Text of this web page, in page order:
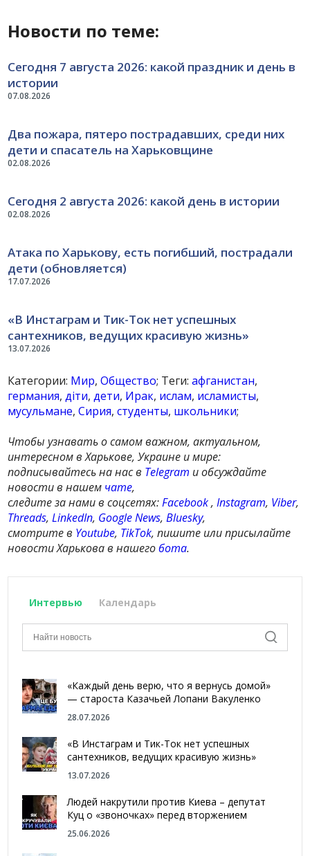
Новости по теме:
07.08.2026
Сегодня 7 августа 2026: какой праздник и день в
истории
02.08.2026
Два пожара, пятеро пострадавших, среди них
дети и спасатель на Харьковщине
02.08.2026
Сегодня 2 августа 2026: какой день в истории
17.07.2026
Атака по Харькову, есть погибший, пострадали
дети (обновляется)
13.07.2026
«В Инстаграм и Тик-Ток нет успешных
сантехников, ведущих красивую жизнь»
Категории: Мир,Общество; Теги:афганистан,
германия,діти,дети, Ирак, ислам, исламисты,
мусульмане,Сирия,студенты, школьники;
Чтобы узнавать о самом важном, актуальном,
интересном в Харькове, Украине и мире:
подписывайтесь на нас в Telegram и обсуждайте
новости в нашем чате,
следите за нами в соцсетях:Facebook,Instagram, Viber,
Threads,LinkedIn, Google News,Bluesky,
смотрите в Youtube, TikTok, пишите или присылайте
новости Харькова в нашегобота.
Интервью Календарь
«Каждый день верю, что я вернусь домой»
— староста Казачьей Лопани Вакуленко
28.07.2026
«В Инстаграм и Тик-Ток нет успешных
сантехников, ведущих красивую жизнь»
13.07.2026
Людей накрутили против Киева – депутат
Куц о «звоночках» перед вторжением
25.06.2026